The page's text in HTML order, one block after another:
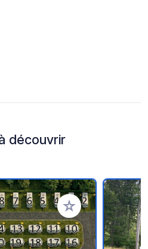
découvrir
Ajouter à vos